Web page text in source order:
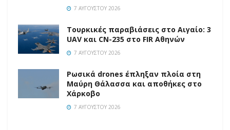
7 ΑΥΓΟΎΣΤΟΥ 2026
Τουρκικές παραβιάσεις στο Αιγαίο: 3
UAV και CN-235 στο FIR Αθηνών
7 ΑΥΓΟΎΣΤΟΥ 2026
Ρωσικά drones έπληξαν πλοία στη
Μαύρη Θάλασσα και αποθήκες στο
Χάρκοβο
7 ΑΥΓΟΎΣΤΟΥ 2026